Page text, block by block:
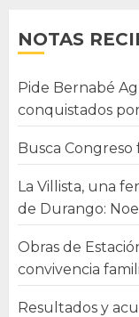
NOTAS
Pide Bernabé
conquistados
Busca
La Villista, una
de Durango:
Obras de
convivencia
Resultados y